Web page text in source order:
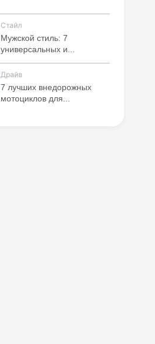
Стайл
Мужской стиль: 7
универсальных и...
Драйв
7 лучших внедорожных
мотоциклов для...